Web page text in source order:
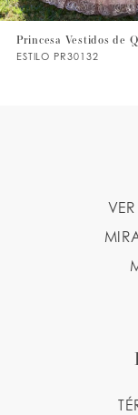
Princesa Vestidos de
ESTILO PR30132